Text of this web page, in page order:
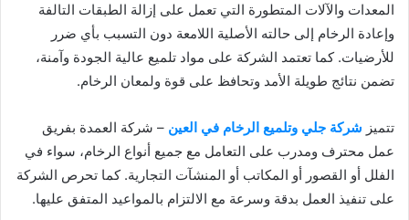
المعدات والآلات المتطورة التي تعمل على إزالة الطبقات التالفة
وإعادة الرخام إلى حالته الأصلية اللامعة دون التسبب بأي ضرر
للأرضيات. كما تعتمد الشركة على مواد تلميع عالية الجودة وآمنة،
تضمن نتائج طويلة الأمد وتحافظ على قوة ولمعان الرخام.
تتميز شركة جلي وتلميع الرخام في العين – شركة العمدة بفريق
عمل محترف ومدرب على التعامل مع جميع أنواع الرخام، سواء في
الفلل أو القصور أو المكاتب أو المنشآت التجارية. كما تحرص الشركة
على تنفيذ العمل بدقة وسرعة مع الالتزام بالمواعيد المتفق عليها.